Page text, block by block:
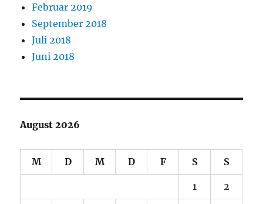
Februar 2019
September 2018
Juli 2018
Juni 2018
August 2026
M D M D F S S
1 2